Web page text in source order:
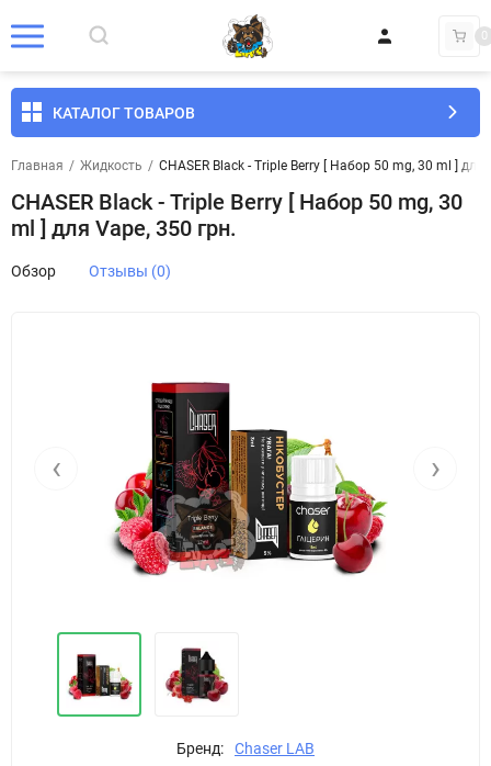
0
КАТАЛОГ ТОВАРОВ
Главная / Жидкость / CHASER Black - Triple Berry [ Набор 50 mg, 30 ml ] для
CHASER Black - Triple Berry [ Набор 50 mg, 30
ml ] для Vape, 350 грн.
Обзор Отзывы (0)
‹ ›
Бренд: Chaser LAB